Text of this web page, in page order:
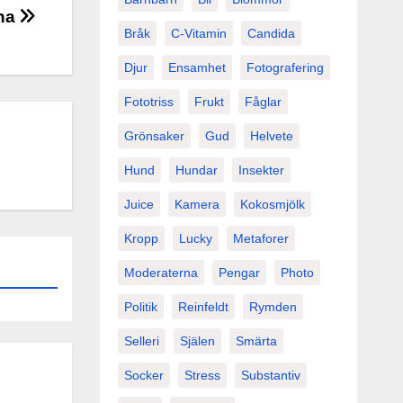
Bråk C-Vitamin Candida
Djur Ensamhet Fotografering
Fototriss Frukt Fåglar
Grönsaker Gud Helvete
Hund Hundar Insekter
Juice Kamera Kokosmjölk
Kropp Lucky Metaforer
Moderaterna Pengar Photo
Politik Reinfeldt Rymden
Selleri Själen Smärta
Socker Stress Substantiv